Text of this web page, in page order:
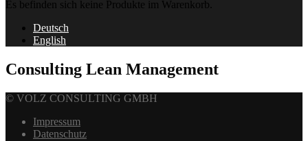
Es befinden sich keine Produkte im Warenkorb.
Deutsch
English
Consulting Lean Management
© VOLZ CONSULTING GMBH
Impressum
Datenschutz